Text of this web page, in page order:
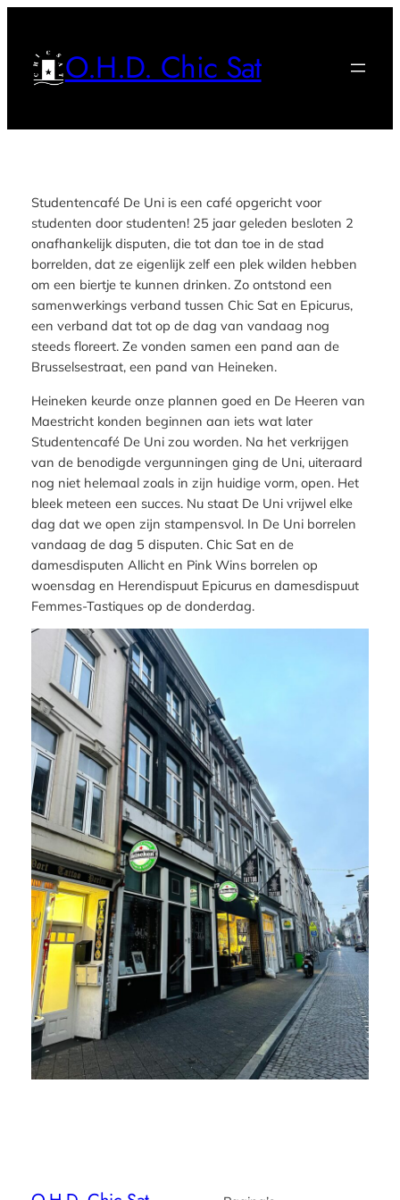
inhoud
O.H.D. Chic Sat
Studentencafé De Uni is een café opgericht voor
studenten door studenten! 25 jaar geleden besloten 2
onafhankelijk disputen, die tot dan toe in de stad
borrelden, dat ze eigenlijk zelf een plek wilden hebben
om een biertje te kunnen drinken. Zo ontstond een
samenwerkings verband tussen Chic Sat en Epicurus,
een verband dat tot op de dag van vandaag nog
steeds floreert. Ze vonden samen een pand aan de
Brusselsestraat, een pand van Heineken.
Heineken keurde onze plannen goed en De Heeren van
Maestricht konden beginnen aan iets wat later
Studentencafé De Uni zou worden. Na het verkrijgen
van de benodigde vergunningen ging de Uni, uiteraard
nog niet helemaal zoals in zijn huidige vorm, open. Het
bleek meteen een succes. Nu staat De Uni vrijwel elke
dag dat we open zijn stampensvol. In De Uni borrelen
vandaag de dag 5 disputen. Chic Sat en de
damesdisputen Allicht en Pink Wins borrelen op
woensdag en Herendispuut Epicurus en damesdispuut
Femmes-Tastiques op de donderdag.